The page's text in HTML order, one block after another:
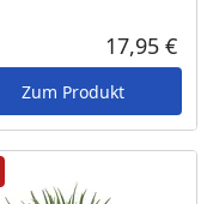
17,95 €
Zum Produkt